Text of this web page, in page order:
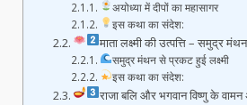
अयोध्या में दीपों का महासागर
इस कथा का संदेश:
माता लक्ष्मी की उत्पत्ति – समुद्र
समुद्र मंथन से प्रकट हुई लक्ष्मी
इस कथा का संदेश:
राजा बलि और भगवान विष्णु के